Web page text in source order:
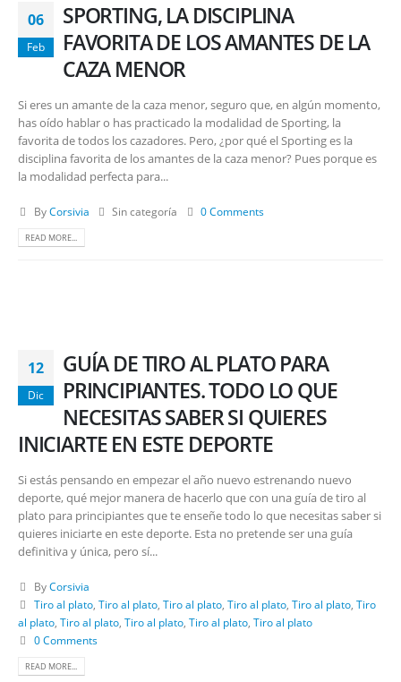
06
Feb
SPORTING, LA DISCIPLINA
FAVORITA DE LOS AMANTES DE LA
CAZA MENOR
Si eres un amante de la caza menor, seguro que, en algún momento,
has oído hablar o has practicado la modalidad de Sporting, la
favorita de todos los cazadores. Pero, ¿por qué el Sporting es la
disciplina favorita de los amantes de la caza menor? Pues porque es
la modalidad perfecta para...
ByCorsivia Sin categoría 0 Comments
READ MORE...
12
Dic
GUÍA DE TIRO AL PLATO PARA
PRINCIPIANTES. TODO LO QUE
NECESITAS SABER SI QUIERES
INICIARTE EN ESTE DEPORTE
Si estás pensando en empezar el año nuevo estrenando nuevo
deporte, qué mejor manera de hacerlo que con una guía de tiro al
plato para principiantes que te enseñe todo lo que necesitas saber si
quieres iniciarte en este deporte. Esta no pretende ser una guía
definitiva y única, pero sí...
ByCorsivia
Tiro al plato, Tiro al plato, Tiro al plato, Tiro al plato, Tiro al plato, Tiro
al plato Tiro al plato Tiro al plato Tiro al plato Tiro al plato
0 Comments
READ MORE...